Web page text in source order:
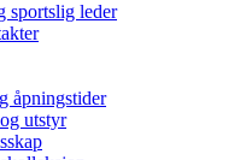
sportslig leder
åpningstider
utstyr